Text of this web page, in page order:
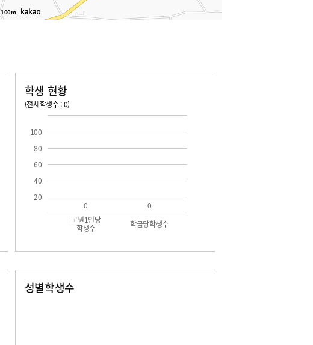
100m
학생 현황
(전체학생수 : 0)
20
40
60
80
100
교원1인당
학생수 학급당학생수
0 0
성별학생수